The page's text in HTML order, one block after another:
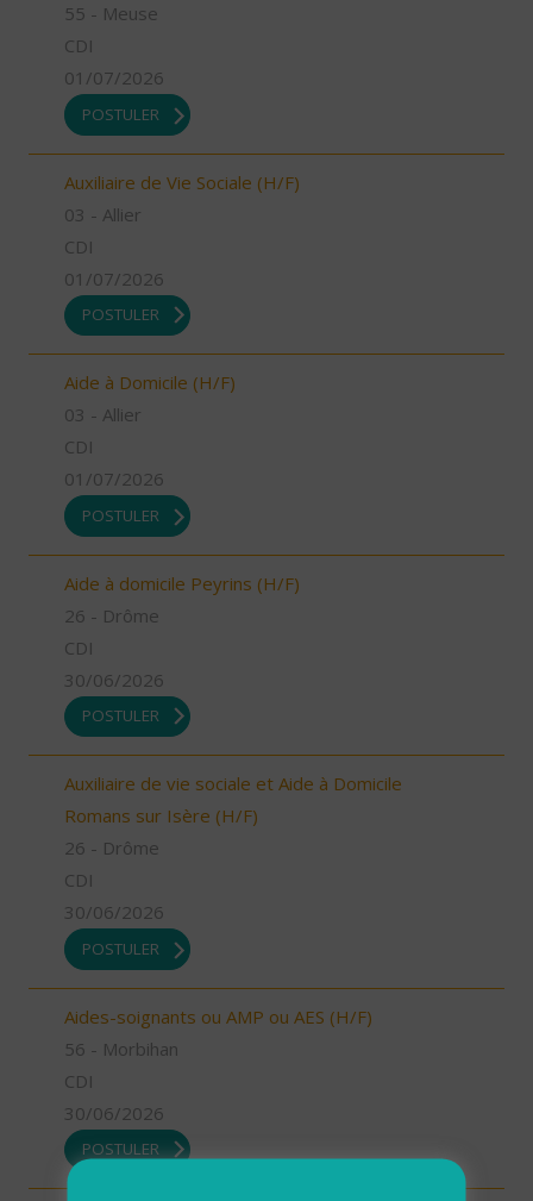
55 - Meuse
CDI
01/07/2026
POSTULER
Auxiliaire de Vie Sociale (H/F)
03 - Allier
CDI
01/07/2026
POSTULER
Aide à Domicile (H/F)
03 - Allier
CDI
01/07/2026
POSTULER
Aide à domicile Peyrins (H/F)
26 - Drôme
CDI
30/06/2026
POSTULER
Auxiliaire de vie sociale et Aide à Domicile
Romans sur Isère (H/F)
26 - Drôme
CDI
30/06/2026
POSTULER
Aides-soignants ou AMP ou AES (H/F)
56 - Morbihan
CDI
30/06/2026
POSTULER